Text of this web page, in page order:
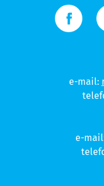
e-mail:
e-